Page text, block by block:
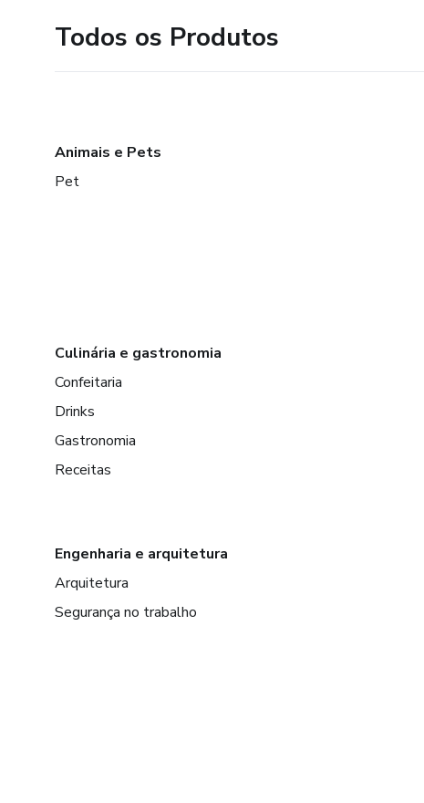
Todos os Produtos
Animais e Pets
Pet
Culinária e gastronomia
Confeitaria
Drinks
Gastronomia
Receitas
Engenharia e arquitetura
Arquitetura
Segurança no trabalho